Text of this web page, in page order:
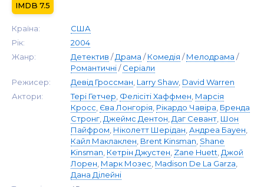
7.5
Країна:
США
Рік:
2004
Жанр:
Детектив /Драма /Комедія /Мелодрама /
Романтичні/Серіали
Режисер:
Девід Гроссман Larry Shaw, David Warren
Актори:
Тері Гетчер Фелісіті Хаффмен Марсія
Кросс Єва Лонгорія Рікардо Чавіра Бренда
Стронг Джеймс Дентон Даг Севант Шон
Пайфром Ніколетт Шерідан Андреа Бауен
Кайл Маклаклен Brent Kinsman Shane
Kinsman Кетрін Джустен Zane Huett Джой
Лорен Марк Мозес Madison De La Garza
Дана Ділейні